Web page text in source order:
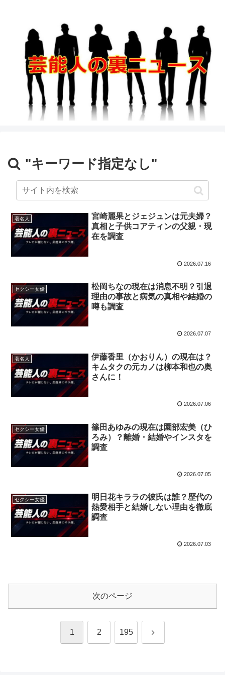
"キーワード指定なし"
著名人
宮崎麗果とジェジュンは元夫婦？
真相と子供コアティンの父親・現
在を調査
2026.07.16
セクシー女優
松岡ちなの現在は消息不明？引退
理由の事故と病気の真相や結婚の
噂も調査
2026.07.07
著名人
伊藤香里（かおりん）の現在は？
キムタクの元カノは柳本和也の奥
さんに！
2026.07.06
セクシー女優
篠田あゆみの現在は園部宏美（ひ
ろみ）？離婚・結婚やインスタを
調査
2026.07.05
セクシー女優
明日花キララの彼氏は誰？歴代の
熱愛相手と結婚しない理由を徹底
調査
2026.07.03
次のページ
1 2 195 次